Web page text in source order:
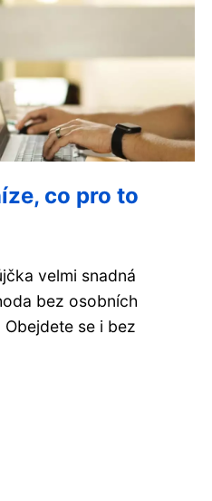
co pro to
velmi snadná
bez osobních
se i bez